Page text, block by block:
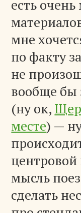
есть
мне
по факту
не
вообще бы
(ну ок,
месте) —
мысль
сделать